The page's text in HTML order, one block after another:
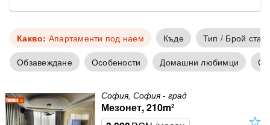
Какво: Апартаменти под наем Къде
Тип / Брой стаи
Обзавеждане
Особености Домашни любимци
София, София - град
Мезонет, 210m²
star_outline